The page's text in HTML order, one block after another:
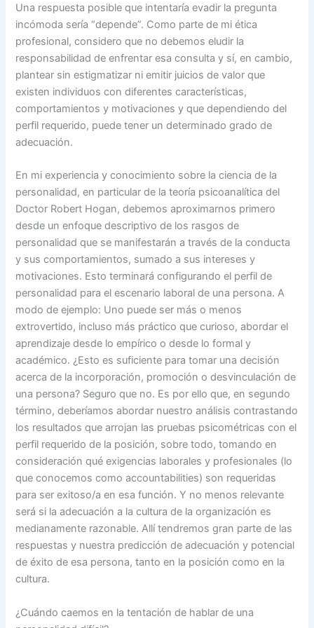
Una respuesta posible que intentaría evadir la pregunta
incómoda sería “depende”. Como parte de mi ética
profesional, considero que no debemos eludir la
responsabilidad de enfrentar esa consulta y sí, en cambio,
plantear sin estigmatizar ni emitir juicios de valor que
existen individuos con diferentes características,
comportamientos y motivaciones y que dependiendo del
perfil requerido, puede tener un determinado grado de
adecuación.
En mi experiencia y conocimiento sobre la ciencia de la
personalidad, en particular de la teoría psicoanalítica del
Doctor Robert Hogan, debemos aproximarnos primero
desde un enfoque descriptivo de los rasgos de
personalidad que se manifestarán a través de la conducta
y sus comportamientos, sumado a sus intereses y
motivaciones. Esto terminará configurando el perfil de
personalidad para el escenario laboral de una persona. A
modo de ejemplo: Uno puede ser más o menos
extrovertido, incluso más práctico que curioso, abordar el
aprendizaje desde lo empírico o desde lo formal y
académico. ¿Esto es suficiente para tomar una decisión
acerca de la incorporación, promoción o desvinculación de
una persona? Seguro que no. Es por ello que, en segundo
término, deberíamos abordar nuestro análisis contrastando
los resultados que arrojan las pruebas psicométricas con el
perfil requerido de la posición, sobre todo, tomando en
consideración qué exigencias laborales y profesionales (lo
que conocemos como accountabilities) son requeridas
para ser exitoso/a en esa función. Y no menos relevante
será si la adecuación a la cultura de la organización es
medianamente razonable. Allí tendremos gran parte de las
respuestas y nuestra predicción de adecuación y potencial
de éxito de esa persona, tanto en la posición como en la
cultura.
¿Cuándo caemos en la tentación de hablar de una